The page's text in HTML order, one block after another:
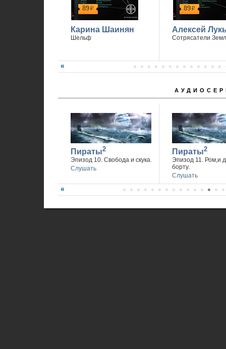
89р
Карина Шаинян
Шельф
89р
Алексей
Сотрясатели
Пираты2
Эпизод 10. Свобода и скука.
Слушать
Пираты2
Эпизод 11. Ром,и
борту.
Слушать